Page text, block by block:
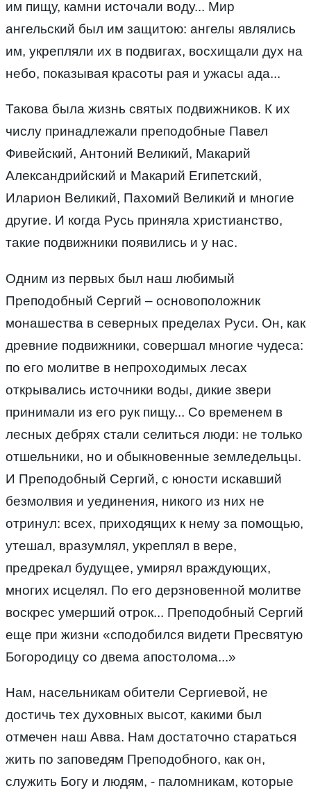
им пищу, камни источали воду... Мир
ангельский был им защитою: ангелы являлись
им, укрепляли их в подвигах, восхищали дух на
небо, показывая красоты рая и ужасы ада...
Такова была жизнь святых подвижников. К их
числу принадлежали преподобные Павел
Фивейский, Антоний Великий, Макарий
Александрийский и Макарий Египетский,
Иларион Великий, Пахомий Великий и многие
другие. И когда Русь приняла христианство,
такие подвижники появились и у нас.
Одним из первых был наш любимый
Преподобный Сергий – основоположник
монашества в северных пределах Руси. Он, как
древние подвижники, совершал многие чудеса:
по его молитве в непроходимых лесах
открывались источники воды, дикие звери
принимали из его рук пищу... Со временем в
лесных дебрях стали селиться люди: не только
отшельники, но и обыкновенные земледельцы.
И Преподобный Сергий, с юности искавший
безмолвия и уединения, никого из них не
отринул: всех, приходящих к нему за помощью,
утешал, вразумлял, укреплял в вере,
предрекал будущее, умирял враждующих,
многих исцелял. По его дерзновенной молитве
воскрес умерший отрок... Преподобный Сергий
еще при жизни «сподобился видети Пресвятую
Богородицу со двема апостолома...»
Нам, насельникам обители Сергиевой, не
достичь тех духовных высот, какими был
отмечен наш Авва. Нам достаточно стараться
жить по заповедям Преподобного, как он,
служить Богу и людям, - паломникам, которые